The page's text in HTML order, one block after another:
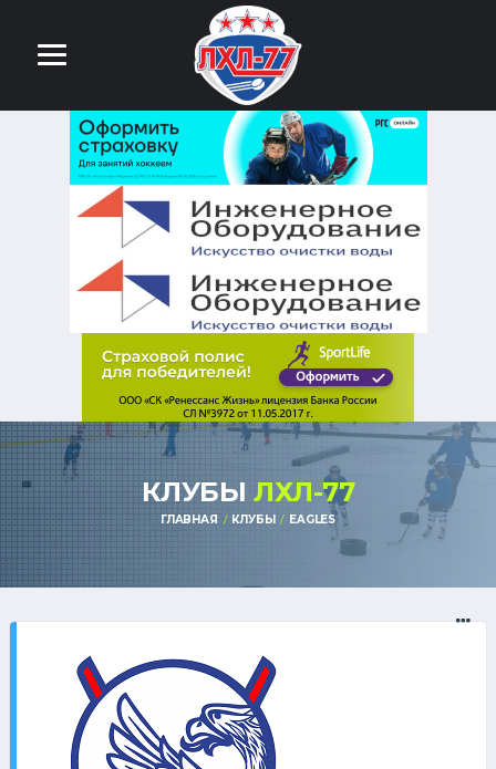
КЛУБЫ ЛХЛ-77
ГЛАВНАЯ КЛУБЫ EAGLES